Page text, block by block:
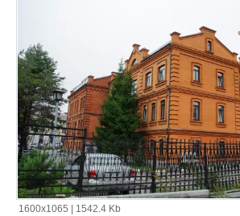
1600x1065
1542.4 Kb